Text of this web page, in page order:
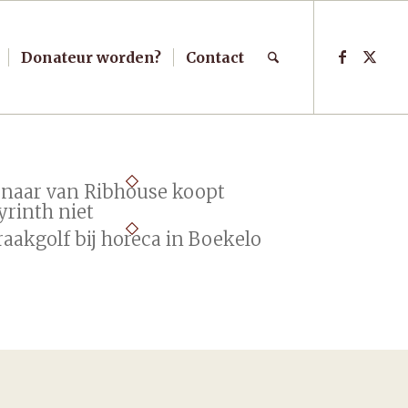
Donateur worden? Contact
van Ribhouse koopt
niet
bij horeca in Boekelo